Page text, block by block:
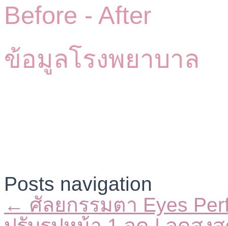
Before - After
ข้อมูลโรงพยาบาล
Posts navigation
← ศัลยกรรมตา Eyes